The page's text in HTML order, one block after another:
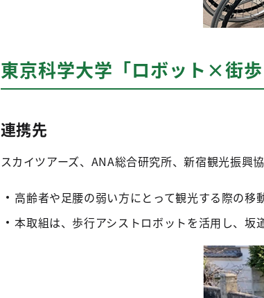
東京科学大学「ロボット×街
連携先
スカイツアーズ、ANA総合研究所、新宿観光振興
高齢者や足腰の弱い方にとって観光する際の移
本取組は、歩行アシストロボットを活用し、